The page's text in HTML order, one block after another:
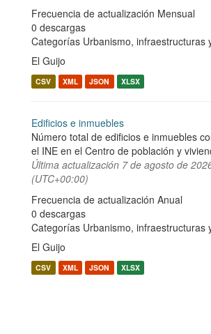
Frecuencia de actualización Mensual
0 descargas
Categorías Urbanismo, infraestructuras
El Guijo
CSV XML JSON XLSX
Edificios e inmuebles
Número total de edificios e inmuebles
el INE en el Centro de población y
Última actualización 7 de agosto de
(UTC+00:00)
Frecuencia de actualización Anual
0 descargas
Categorías Urbanismo, infraestructuras
El Guijo
CSV XML JSON XLSX